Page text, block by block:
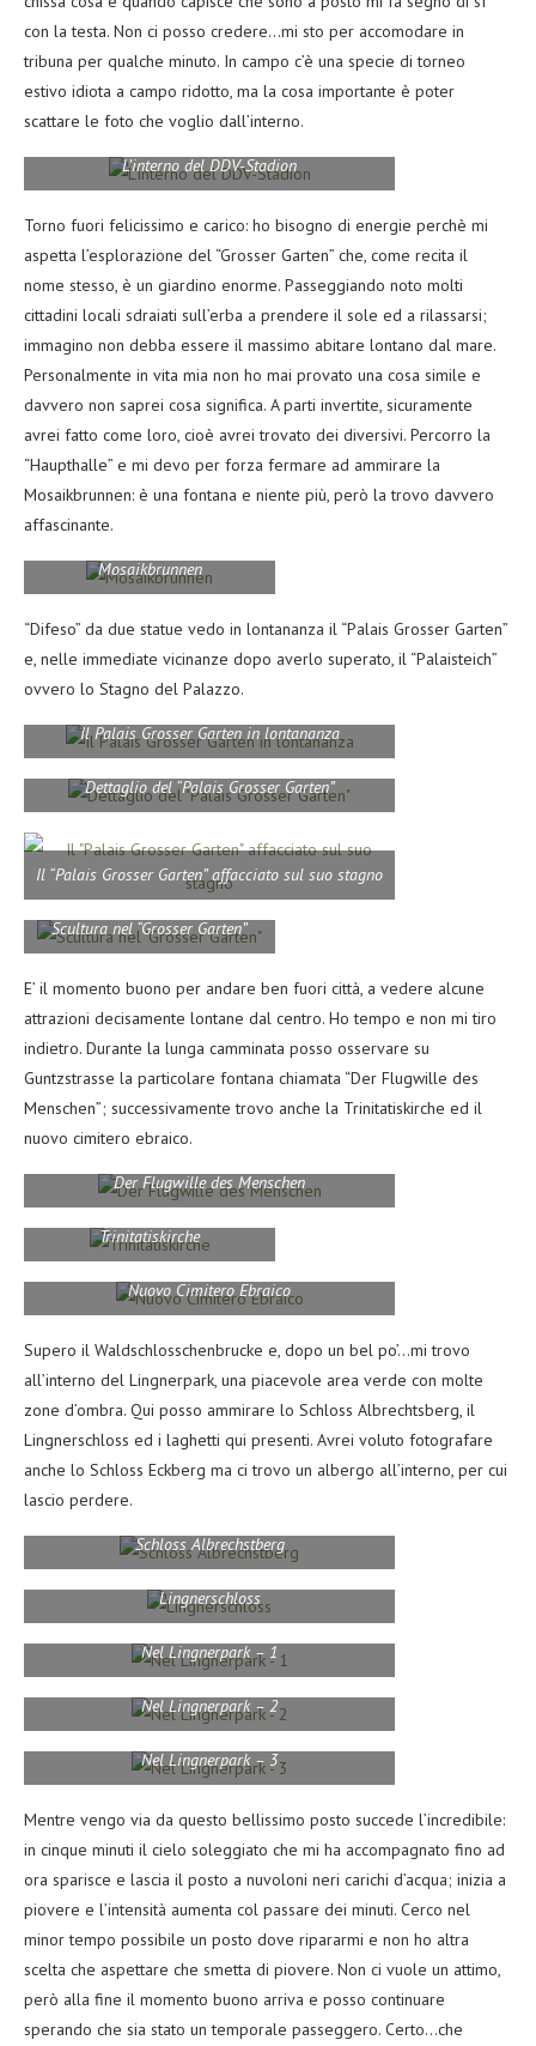
con la testa. Non ci posso credere…mi sto per accomodare in
tribuna per qualche minuto. In campo c’è una specie di torneo
estivo idiota a campo ridotto, ma la cosa importante è poter
scattare le foto che voglio dall’interno.
L’interno del DDV-Stadion
Torno fuori felicissimo e carico: ho bisogno di energie perchè mi
aspetta l’esplorazione del “Grosser Garten” che, come recita il
nome stesso, è un giardino enorme. Passeggiando noto molti
cittadini locali sdraiati sull’erba a prendere il sole ed a rilassarsi;
immagino non debba essere il massimo abitare lontano dal mare.
Personalmente in vita mia non ho mai provato una cosa simile e
davvero non saprei cosa significa. A parti invertite, sicuramente
avrei fatto come loro, cioè avrei trovato dei diversivi. Percorro la
“Haupthalle” e mi devo per forza fermare ad ammirare la
Mosaikbrunnen: è una fontana e niente più, però la trovo davvero
affascinante.
Mosaikbrunnen
“Difeso” da due statue vedo in lontananza il “Palais Grosser Garten”
e, nelle immediate vicinanze dopo averlo superato, il “Palaisteich”
ovvero lo Stagno del Palazzo.
Il Palais Grosser Garten in lontananza
Dettaglio del “Palais Grosser Garten”
Il “Palais Grosser Garten” affacciato sul suo stagno
Scultura nel “Grosser Garten”
E’ il momento buono per andare ben fuori città, a vedere alcune
attrazioni decisamente lontane dal centro. Ho tempo e non mi tiro
indietro. Durante la lunga camminata posso osservare su
Guntzstrasse la particolare fontana chiamata “Der Flugwille des
Menschen”; successivamente trovo anche la Trinitatiskirche ed il
nuovo cimitero ebraico.
Der Flugwille des Menschen
Trinitatiskirche
Nuovo Cimitero Ebraico
Supero il Waldschlosschenbrucke e, dopo un bel po’…mi trovo
all’interno del Lingnerpark, una piacevole area verde con molte
zone d’ombra. Qui posso ammirare lo Schloss Albrechtsberg, il
Lingnerschloss ed i laghetti qui presenti. Avrei voluto fotografare
anche lo Schloss Eckberg ma ci trovo un albergo all’interno, per cui
lascio perdere.
Schloss Albrechstberg
Lingnerschloss
Nel Lingnerpark – 1
Nel Lingnerpark – 2
Nel Lingnerpark – 3
Mentre vengo via da questo bellissimo posto succede l’incredibile:
in cinque minuti il cielo soleggiato che mi ha accompagnato fino ad
ora sparisce e lascia il posto a nuvoloni neri carichi d’acqua; inizia a
piovere e l’intensità aumenta col passare dei minuti. Cerco nel
minor tempo possibile un posto dove ripararmi e non ho altra
scelta che aspettare che smetta di piovere. Non ci vuole un attimo,
però alla fine il momento buono arriva e posso continuare
sperando che sia stato un temporale passeggero. Certo…che